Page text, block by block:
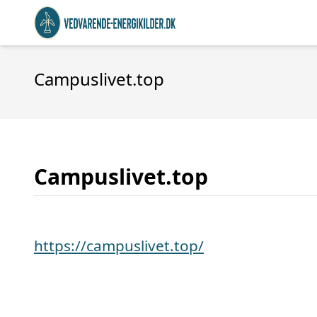
Campuslivet.top
Campuslivet.top
https://campuslivet.top/